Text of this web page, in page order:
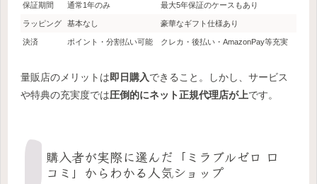
保証期間 通常1年のみ 最大5年保証のケースもあり
ラッピング 基本なし 豪華なギフト仕様あり
決済 ポイント・分割払い可能 クレカ・後払い・AmazonPay等充実
量販店のメリットは即日購入できること。しかし、サービス
や特典の充実度では圧倒的にネット正規代理店が上です。
購入者が実際に選んだ「ミラブルゼロ 口
コミ」からわかる人気ショップ